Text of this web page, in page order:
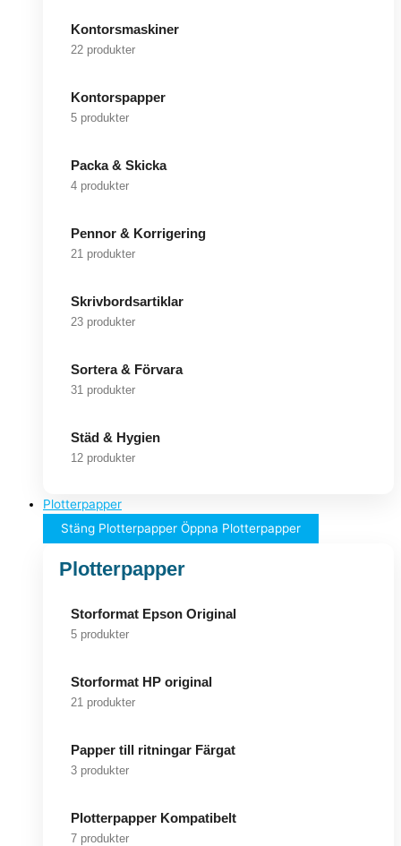
Kontorsmaskiner
22 produkter
Kontorspapper
5 produkter
Packa & Skicka
4 produkter
Pennor & Korrigering
21 produkter
Skrivbordsartiklar
23 produkter
Sortera & Förvara
31 produkter
Städ & Hygien
12 produkter
Plotterpapper
Stäng Plotterpapper Öppna Plotterpapper
Plotterpapper
Storformat Epson Original
5 produkter
Storformat HP original
21 produkter
Papper till ritningar Färgat
3 produkter
Plotterpapper Kompatibelt
7 produkter